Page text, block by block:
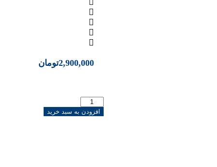
2,900,000تومان
افزودن به سبد خرید